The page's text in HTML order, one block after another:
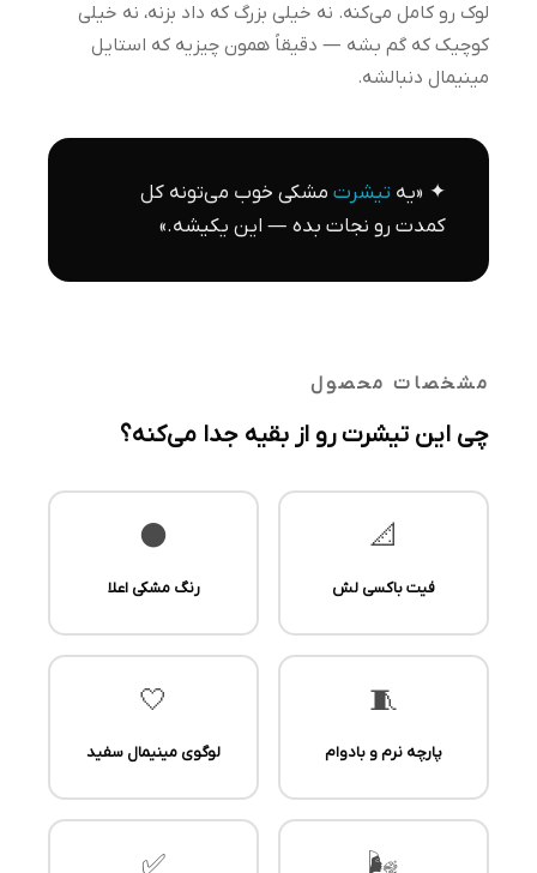
لوک رو کامل می‌کنه. نه خیلی بزرگ که داد بزنه، نه خیلی
کوچیک که گم بشه — دقیقاً همون چیزیه که استایل
مینیمال دنبالشه.
✦ «یه تیشرت مشکی خوب می‌تونه کل
کمدت رو نجات بده — این یکیشه.»
مشخصات محصول
چی این تیشرت رو از بقیه جدا می‌کنه؟
📐
فیت باکسی لش
⚫
رنگ مشکی اعلا
🧵
پارچه نرم و بادوام
🤍
لوگوی مینیمال سفید